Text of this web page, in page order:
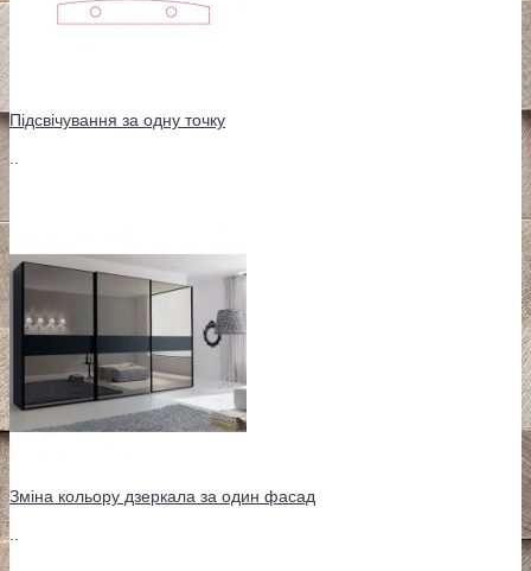
Підсвічування за одну точку
..
Зміна кольору дзеркала за один фасад